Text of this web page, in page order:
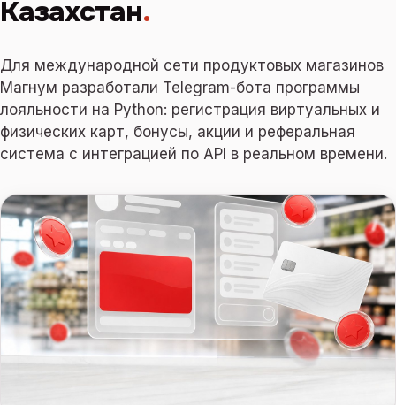
Казахстан.
Для международной сети продуктовых магазинов
Магнум разработали Telegram-бота программы
лояльности на Python: регистрация виртуальных и
физических карт, бонусы, акции и реферальная
система с интеграцией по API в реальном времени.